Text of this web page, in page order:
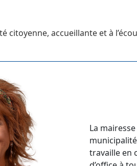
citoyenne, accueillante et à
La
travaille en